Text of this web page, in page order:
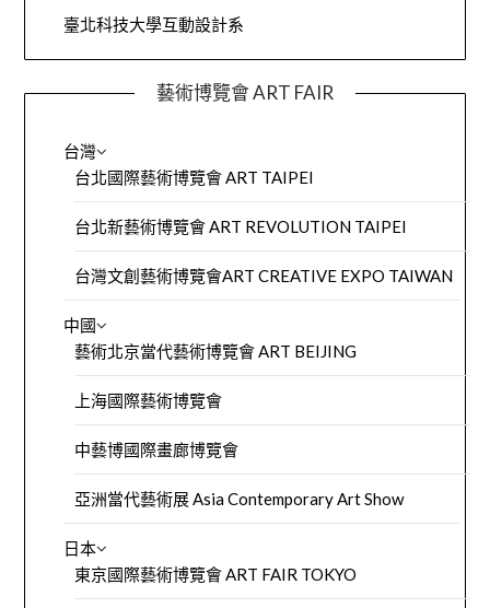
臺北科技大學互動設計系
藝術博覽會 ART FAIR
台灣
台北國際藝術博覽會 ART TAIPEI
台北新藝術博覽會 ART REVOLUTION TAIPEI
台灣文創藝術博覽會ART CREATIVE EXPO TAIWAN
中國
藝術北京當代藝術博覽會 ART BEIJING
上海國際藝術博覽會
中藝博國際畫廊博覽會
亞洲當代藝術展 Asia Contemporary Art Show
日本
東京國際藝術博覽會 ART FAIR TOKYO